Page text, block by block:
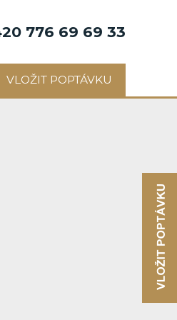
776 69 69 33
VLOŽIT POPTÁVKU